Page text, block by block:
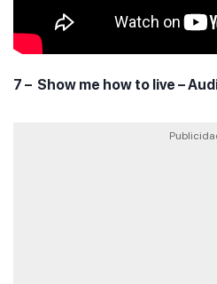
7 – Show me how to live –